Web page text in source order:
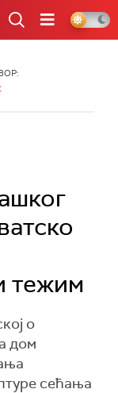
тежим
о
дом
сећања